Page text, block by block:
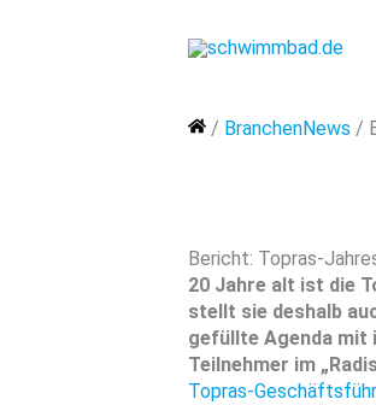
Home
/ BranchenNews /
Bericht: Topras-
20 Jahre alt ist die
stellt sie deshalb
gefüllte Agenda mit
Teilnehmer im
Topras-